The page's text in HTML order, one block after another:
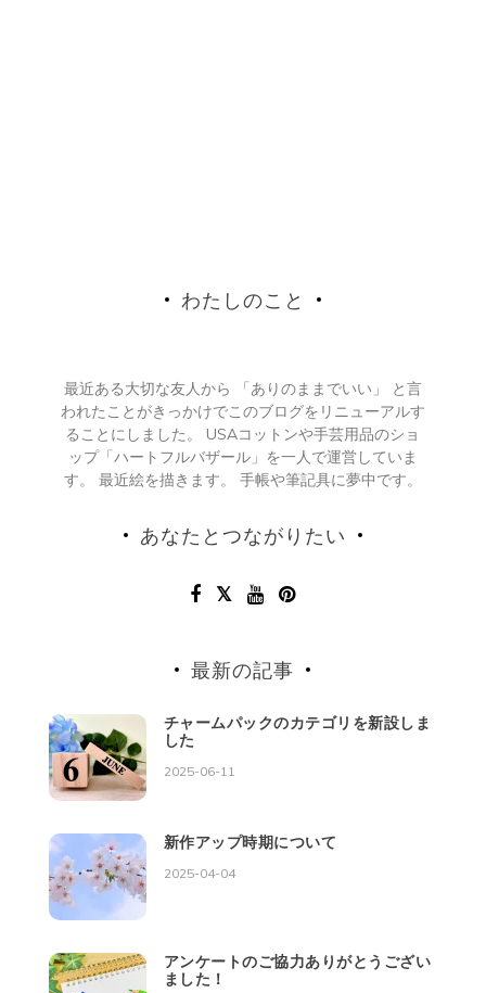
わたしのこと
最近ある大切な友人から 「ありのままでいい」 と言
われたことがきっかけでこのブログをリニューアルす
ることにしました。 USAコットンや手芸用品のショ
ップ「ハートフルバザール」を一人で運営していま
す。 最近絵を描きます。 手帳や筆記具に夢中です。
あなたとつながりたい
最新の記事
チャームパックのカテゴリを新設しま
した
2025-06-11
新作アップ時期について
2025-04-04
アンケートのご協力ありがとうござい
ました！